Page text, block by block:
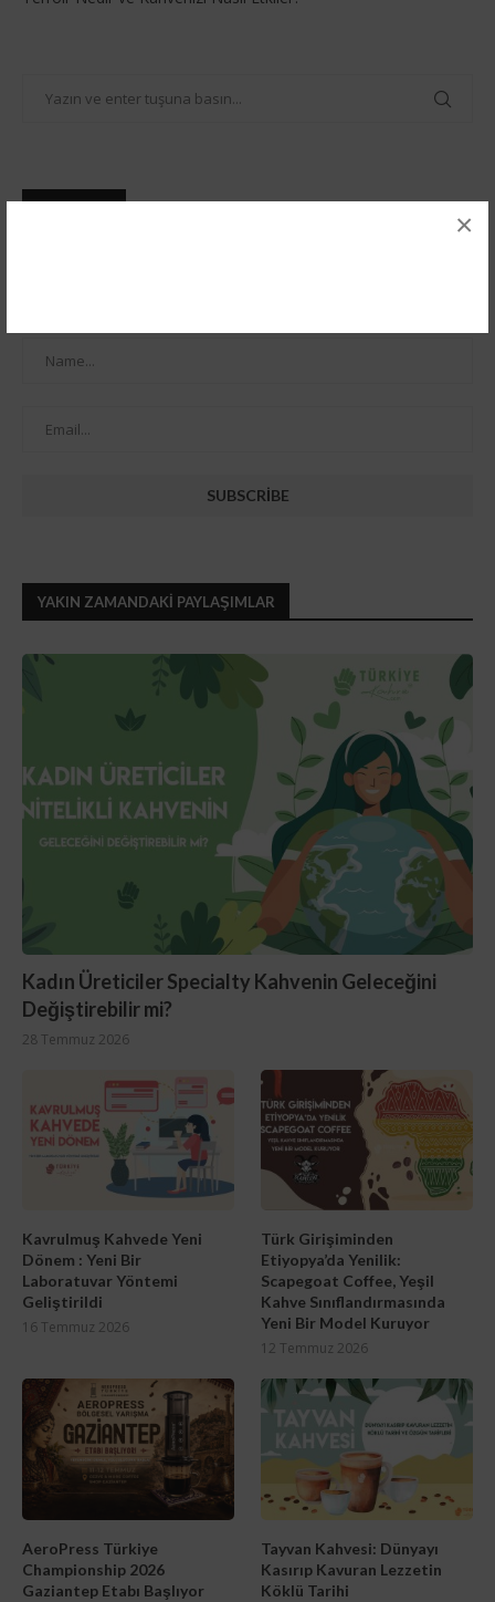
×
YAKIN ZAMANDAKI PAYLAŞIMLAR
Kadın Üreticiler Specialty Kahvenin Geleceğini
Değiştirebilir mi?
28 Temmuz 2026
Kavrulmuş Kahvede Yeni
Dönem : Yeni Bir
Laboratuvar Yöntemi
Geliştirildi
16 Temmuz 2026
Türk Girişiminden
Etiyopya’da Yenilik:
Scapegoat Coffee, Yeşil
Kahve Sınıflandırmasında
Yeni Bir Model Kuruyor
12 Temmuz 2026
AeroPress Türkiye
Championship 2026
Gaziantep Etabı Başlıyor
Tayvan Kahvesi: Dünyayı
Kasırıp Kavuran Lezzetin
Köklü Tarihi